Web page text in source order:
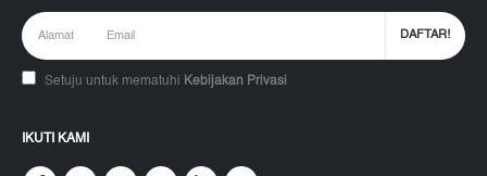
Setuju untuk mematuhi Kebijakan Privasi
IKUTI KAMI